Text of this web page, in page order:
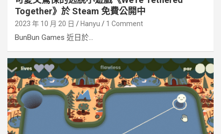
Together》於 Steam 免費公開中
2023 年 10 月 20 日 Hanyu 1 Comment
BunBun Games 近日於...